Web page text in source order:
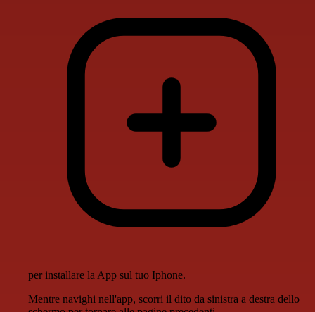
per installare la App sul tuo Iphone.
Mentre navighi nell'app, scorri il dito da sinistra a destra dello